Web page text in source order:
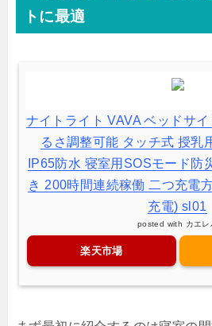
トに最適
ナイトライト VAVA ベッドサ
るさ調整可能 タッチ式 授乳
IP65防水 寝室用SOSモード防
き 200時間連続稼働 二つ充電
充電) sl01
posted with カエレ
楽天市場